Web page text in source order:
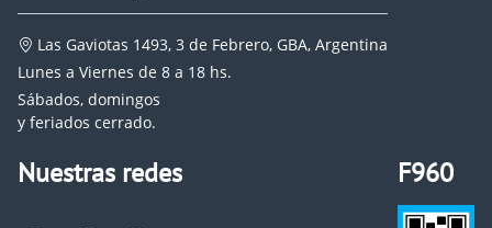
Las Gaviotas 1493, 3 de Febrero, GBA, Argentina
Lunes a Viernes de 8 a 18 hs.
Sábados, domingos
y feriados cerrado.
Nuestras redes F960